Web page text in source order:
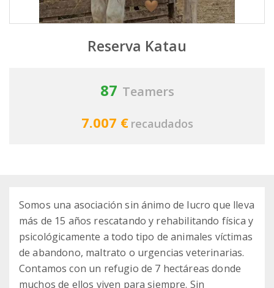
Reserva Katau
87 Teamers
7.007 € recaudados
Somos una asociación sin ánimo de lucro que lleva
más de 15 años rescatando y rehabilitando física y
psicológicamente a todo tipo de animales víctimas
de abandono, maltrato o urgencias veterinarias.
Contamos con un refugio de 7 hectáreas donde
muchos de ellos viven para siempre. Sin